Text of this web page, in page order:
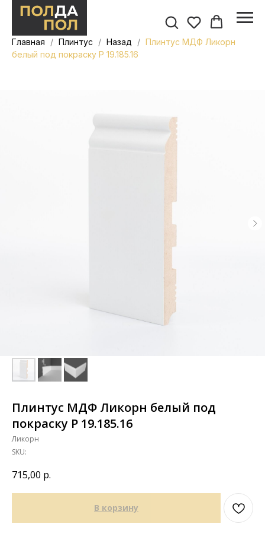
Главная Плинтус Назад
Плинтус МДФ Ликорн
белый под покраску Р 19.185.16
Плинтус МДФ Ликорн белый под
покраску Р 19.185.16
Ликорн
SKU:
715,00 р.
В корзину